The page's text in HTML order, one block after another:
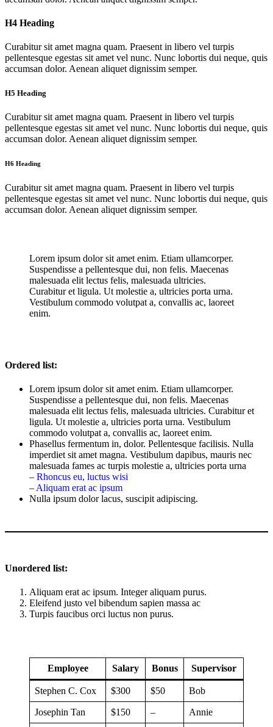
H4 Heading
Curabitur sit amet magna quam. Praesent in libero vel turpis
pellentesque egestas sit amet vel nunc. Nunc lobortis dui neque, quis
accumsan dolor. Aenean aliquet dignissim semper.
H5 Heading
Curabitur sit amet magna quam. Praesent in libero vel turpis
pellentesque egestas sit amet vel nunc. Nunc lobortis dui neque, quis
accumsan dolor. Aenean aliquet dignissim semper.
H6 Heading
Curabitur sit amet magna quam. Praesent in libero vel turpis
pellentesque egestas sit amet vel nunc. Nunc lobortis dui neque, quis
accumsan dolor. Aenean aliquet dignissim semper.
Lorem ipsum dolor sit amet enim. Etiam ullamcorper.
Suspendisse a pellentesque dui, non felis. Maecenas
malesuada elit lectus felis, malesuada ultricies.
Curabitur et ligula. Ut molestie a, ultricies porta urna.
Vestibulum commodo volutpat a, convallis ac, laoreet
enim.
Ordered list:
Lorem ipsum dolor sit amet enim. Etiam ullamcorper.
Suspendisse a pellentesque dui, non felis. Maecenas
malesuada elit lectus felis, malesuada ultricies. Curabitur et
ligula. Ut molestie a, ultricies porta urna. Vestibulum
commodo volutpat a, convallis ac, laoreet enim.
Phasellus fermentum in, dolor. Pellentesque facilisis. Nulla
imperdiet sit amet magna. Vestibulum dapibus, mauris nec
malesuada fames ac turpis molestie a, ultricies porta urna
– Rhoncus eu, luctus wisi
– Aliquam erat ac ipsum
Nulla ipsum dolor lacus, suscipit adipiscing.
Unordered list:
Aliquam erat ac ipsum. Integer aliquam purus.
Eleifend justo vel bibendum sapien massa ac
Turpis faucibus orci luctus non purus.
Employee Salary Bonus Supervisor
Stephen C. Cox $300 $50 Bob
Josephin Tan $150 – Annie